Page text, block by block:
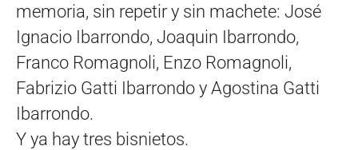
memoria, sin repetir y sin machete: José
Ignacio Ibarrondo, Joaquin Ibarrondo,
Franco Romagnoli, Enzo Romagnoli,
Fabrizio Gatti Ibarrondo y Agostina Gatti
Ibarrondo.
Y ya hay tres bisnietos.